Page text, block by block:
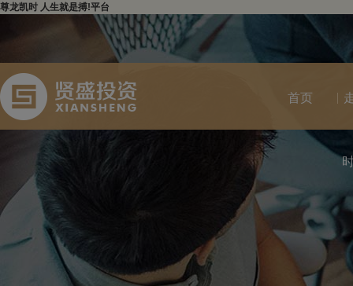
尊龙凯时 人生就是搏!平台
首页